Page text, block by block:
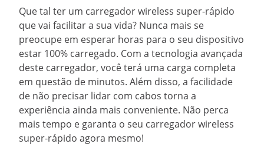
Que tal ter um carregador wireless super-rápido
que vai facilitar a sua vida? Nunca mais se
preocupe em esperar horas para o seu dispositivo
estar 100% carregado. Com a tecnologia avançada
deste carregador, você terá uma carga completa
em questão de minutos. Além disso, a facilidade
de não precisar lidar com cabos torna a
experiência ainda mais conveniente. Não perca
mais tempo e garanta o seu carregador wireless
super-rápido agora mesmo!